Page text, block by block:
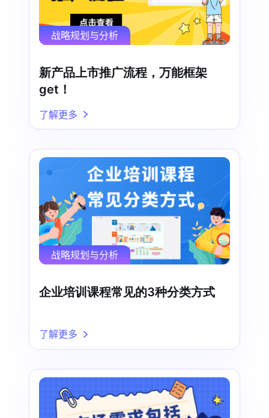
战略规划与分析
新产品上市推广流程，万能框架
get！
了解更多
战略规划与分析
企业培训课程常见的3种分类方式
了解更多